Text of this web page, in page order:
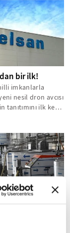
bir ilk!
imkanlarla
nesil dron avcısı
tanıtımını ilk kez